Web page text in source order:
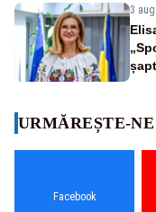
3
URMĂREȘTE-NE
Facebook